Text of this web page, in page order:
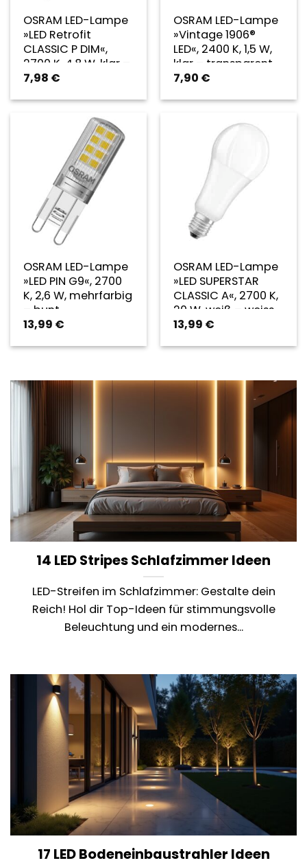
OSRAM LED-Lampe
»LED Retrofit
CLASSIC P DIM«,
2700 K, 4,8 W, klar –
transparent
7,98 €
OSRAM LED-Lampe
»Vintage 1906®
LED«, 2400 K, 1,5 W,
klar – transparent
7,90 €
OSRAM LED-Lampe
»LED PIN G9«, 2700
K, 2,6 W, mehrfarbig
– bunt
13,99 €
OSRAM LED-Lampe
»LED SUPERSTAR
CLASSIC A«, 2700 K,
20 W, weiß – weiss
13,99 €
14 LED Stripes Schlafzimmer Ideen
LED-Streifen im Schlafzimmer: Gestalte dein
Reich! Hol dir Top-Ideen für stimmungsvolle
Beleuchtung und ein modernes...
17 LED Bodeneinbaustrahler Ideen